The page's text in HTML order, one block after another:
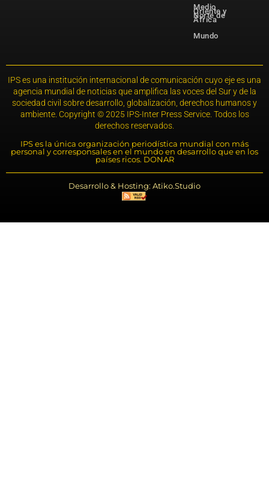
Medio
Oriente y
Norte de
África
Mundo
IPS es una institución internacional de comunicación cuyo eje es una
agencia mundial de noticias que amplifica las voces del Sur y de la
sociedad civil sobre desarrollo, globalización, derechos humanos y
ambiente. Copyright © 2025 IPS-Inter Press Service. Todos los
derechos reservados.
IPS es la única organización periodística mundial con más
personal y corresponsales en el mundo en desarrollo que en los
países ricos. DONAR
Desarrollo & Hosting: Atiko.Studio